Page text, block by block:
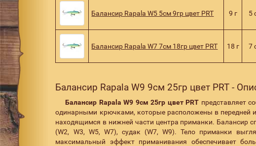
Балансир Rapala W5 5см 9гр цвет PRT 9 г 5
Балансир Rapala W7 7см 18гр цвет PRT 18 г 7
Балансир Rapala W9 9см 25гр цвет PRT -
Балансир Rapala W9 9см 25гр цвет PRT представляет
одинарными крючками, которые расположены в передней
находящимся в нижней части центра приманки. Балансир
(W2, W3, W5, W7), судак (W7, W9). Тело приманки
максимальный эффект приманивания обеспечивает